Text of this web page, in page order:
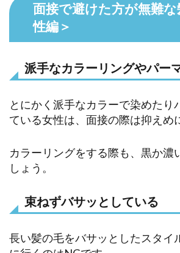
面接で避けた方が無難な
性編＞
派手なカラーリングやパー
とにかく派手なカラーで染めたり
ている女性は、面接の際は抑えめ
カラーリングをする際も、黒か濃
しょう。
束ねずバサッとしている
長い髪の毛をバサッとしたスタイ